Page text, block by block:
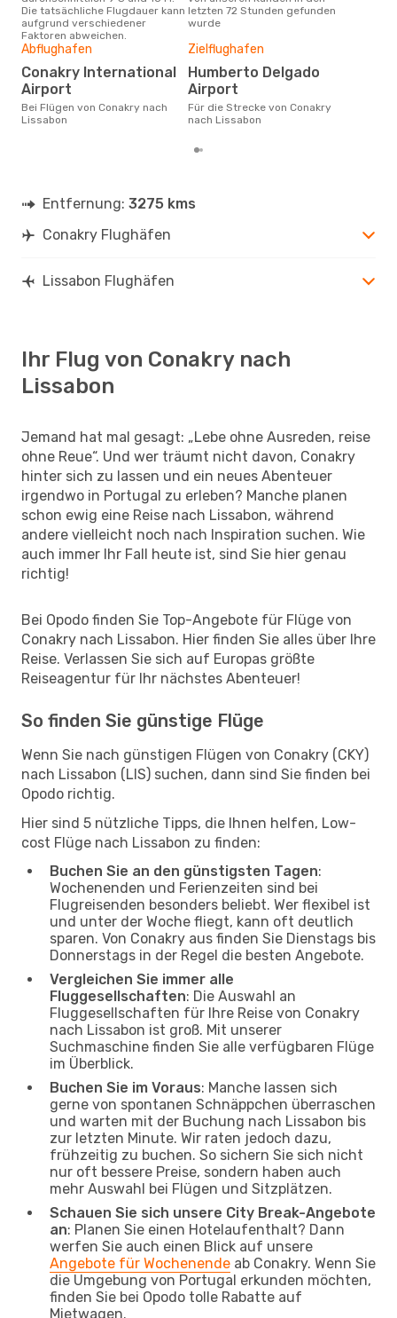
Die tatsächliche Flugdauer kann
aufgrund verschiedener
Faktoren abweichen.
letzten 72 Stunden gefunden
wurde
Abflughafen
Conakry International
Airport
Bei Flügen von Conakry nach
Lissabon
Zielflughafen
Humberto Delgado
Airport
Für die Strecke von Conakry
nach Lissabon
Entfernung: 3275 kms
Conakry Flughäfen
Lissabon Flughäfen
Ihr Flug von Conakry nach
Lissabon
Jemand hat mal gesagt: „Lebe ohne Ausreden, reise
ohne Reue“. Und wer träumt nicht davon, Conakry
hinter sich zu lassen und ein neues Abenteuer
irgendwo in Portugal zu erleben? Manche planen
schon ewig eine Reise nach Lissabon, während
andere vielleicht noch nach Inspiration suchen. Wie
auch immer Ihr Fall heute ist, sind Sie hier genau
richtig!
Bei Opodo finden Sie Top-Angebote für Flüge von
Conakry nach Lissabon. Hier finden Sie alles über Ihre
Reise. Verlassen Sie sich auf Europas größte
Reiseagentur für Ihr nächstes Abenteuer!
So finden Sie günstige Flüge
Wenn Sie nach günstigen Flügen von Conakry (CKY)
nach Lissabon (LIS) suchen, dann sind Sie finden bei
Opodo richtig.
Hier sind 5 nützliche Tipps, die Ihnen helfen, Low-
cost Flüge nach Lissabon zu finden:
Buchen Sie an den günstigsten Tagen:
Wochenenden und Ferienzeiten sind bei
Flugreisenden besonders beliebt. Wer flexibel ist
und unter der Woche fliegt, kann oft deutlich
sparen. Von Conakry aus finden Sie Dienstags bis
Donnerstags in der Regel die besten Angebote.
Vergleichen Sie immer alle
Fluggesellschaften: Die Auswahl an
Fluggesellschaften für Ihre Reise von Conakry
nach Lissabon ist groß. Mit unserer
Suchmaschine finden Sie alle verfügbaren Flüge
im Überblick.
Buchen Sie im Voraus: Manche lassen sich
gerne von spontanen Schnäppchen überraschen
und warten mit der Buchung nach Lissabon bis
zur letzten Minute. Wir raten jedoch dazu,
frühzeitig zu buchen. So sichern Sie sich nicht
nur oft bessere Preise, sondern haben auch
mehr Auswahl bei Flügen und Sitzplätzen.
Schauen Sie sich unsere City Break-Angebote
an: Planen Sie einen Hotelaufenthalt? Dann
werfen Sie auch einen Blick auf unsere
Angebote für Wochenende ab Conakry. Wenn Sie
die Umgebung von Portugal erkunden möchten,
finden Sie bei Opodo tolle Rabatte auf
Mietwagen.